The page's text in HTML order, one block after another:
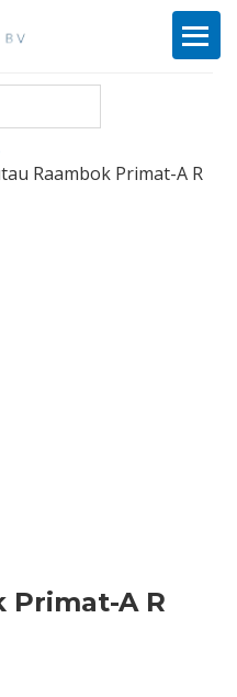
Raambok Primat-A R
Primat-A R